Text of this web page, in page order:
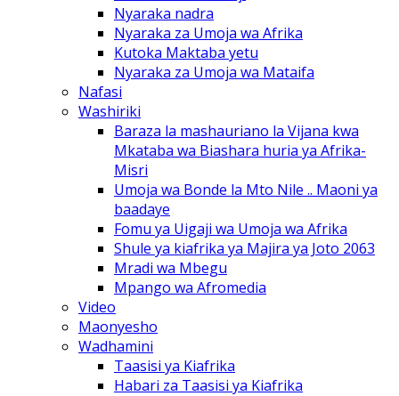
Nyaraka nadra
Nyaraka za Umoja wa Afrika
Kutoka Maktaba yetu
Nyaraka za Umoja wa Mataifa
Nafasi
Washiriki
Baraza la mashauriano la Vijana kwa
Mkataba wa Biashara huria ya Afrika-
Misri
Umoja wa Bonde la Mto Nile .. Maoni ya
baadaye
Fomu ya Uigaji wa Umoja wa Afrika
Shule ya kiafrika ya Majira ya Joto 2063
Mradi wa Mbegu
Mpango wa Afromedia
Video
Maonyesho
Wadhamini
Taasisi ya Kiafrika
Habari za Taasisi ya Kiafrika